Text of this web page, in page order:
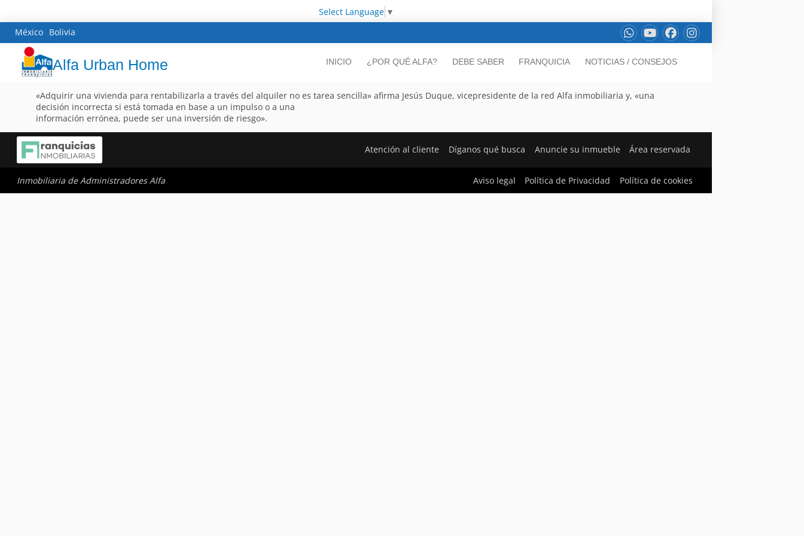
Select Language ▼
México Bolivia
Alfa Urban Home INICIO ¿POR QUÉ ALFA? DEBE SABER FRANQUICIA NOTICIAS / CONSEJOS
«Adquirir una vivienda para rentabilizarla a través del alquiler no es tarea sencilla» afirma Jesús Duque, vicepresidente de la red Alfa inmobiliaria y, «una
decisión incorrecta si está tomada en base a un impulso o a una
información errónea, puede ser una inversión de riesgo».
Atención al cliente Díganos qué busca Anuncie su inmueble Área reservada
Inmobiliaria de Administradores Alfa Aviso legal Política de Privacidad Política de cookies